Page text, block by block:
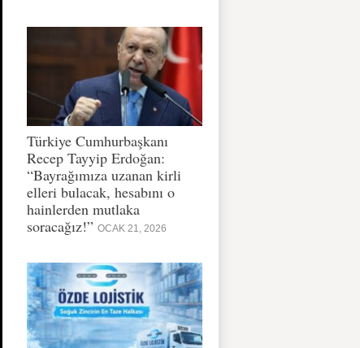
Türkiye Cumhurbaşkanı
Recep Tayyip Erdoğan:
“Bayrağımıza uzanan kirli
elleri bulacak, hesabını o
hainlerden mutlaka
soracağız!” OCAK 21, 2026